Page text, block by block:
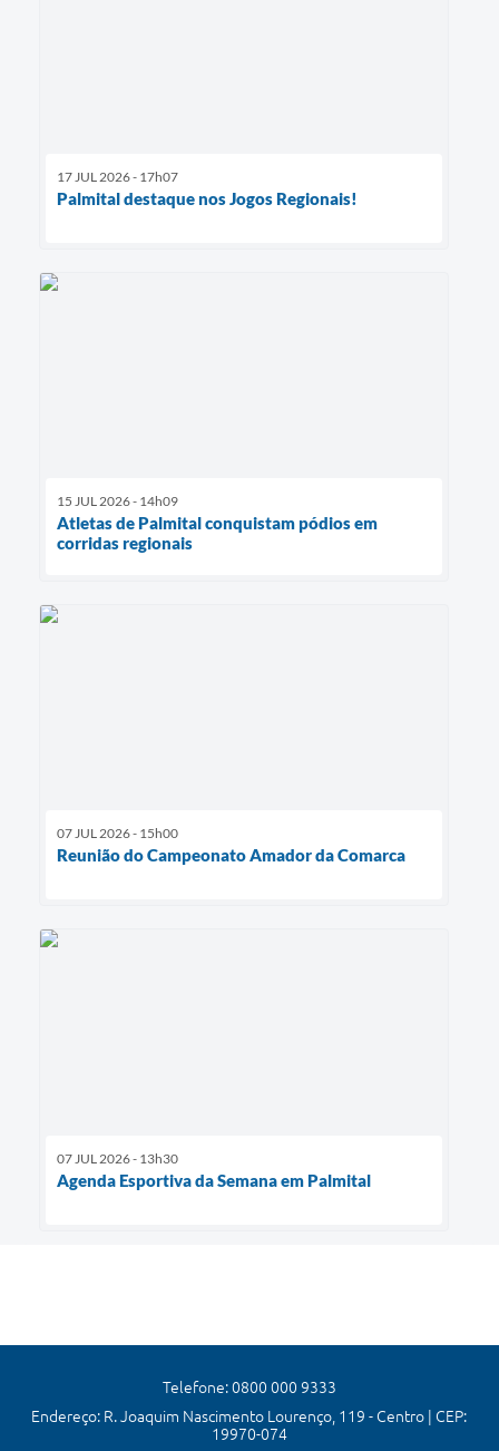
17 JUL 2026 - 17h07
Palmital destaque nos Jogos Regionais!
15 JUL 2026 - 14h09
Atletas de Palmital conquistam pódios em
corridas regionais
07 JUL 2026 - 15h00
Reunião do Campeonato Amador da Comarca
07 JUL 2026 - 13h30
Agenda Esportiva da Semana em Palmital
Telefone: 0800 000 9333
Endereço: R. Joaquim Nascimento Lourenço, 119 - Centro | CEP:
19970-074